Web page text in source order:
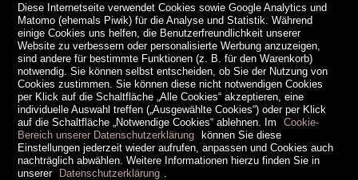
Diese Internetseite verwendet Cookies sowie Google Analytics und
Matomo (ehemals Piwik) für die Analyse und Statistik. Während
einige Cookies uns helfen, die Benutzerfreundlichkeit unserer
Website zu verbessern oder personalisierte Werbung anzuzeigen,
sind andere für bestimmte Funktionen (z. B. für den Warenkorb)
notwendig. Sie können selbst entscheiden, ob Sie der Nutzung von
Cookies zustimmen. Sie können diese nicht notwendigen Cookies
per Klick auf die Schaltfläche „Alle Cookies“ akzeptieren, eine
individuelle Auswahl treffen („Ausgewählte Cookies“) oder per Klick
auf die Schaltfläche „Notwendige Cookies“ ablehnen. Im
Cookie-
Bereich unserer Datenschutzerklärung können Sie diese
Einstellungen jederzeit wieder aufrufen, anpassen und Cookies auch
nachträglich abwählen. Weitere Informationen hierzu finden Sie in
unserer Datenschutzerklärung